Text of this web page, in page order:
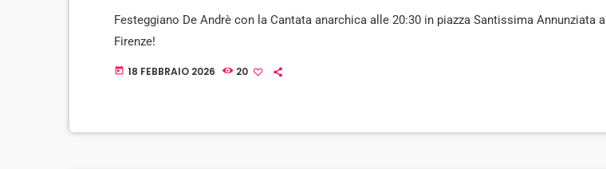
Festeggiano De Andrè con la Cantata anarchica alle 20:30 in piazza Santissima Annunziata a
Firenze!
today 18 FEBBRAIO 2026 20